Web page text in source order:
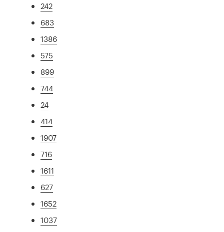
242
683
1386
575
899
744
24
414
1907
716
1611
627
1652
1037